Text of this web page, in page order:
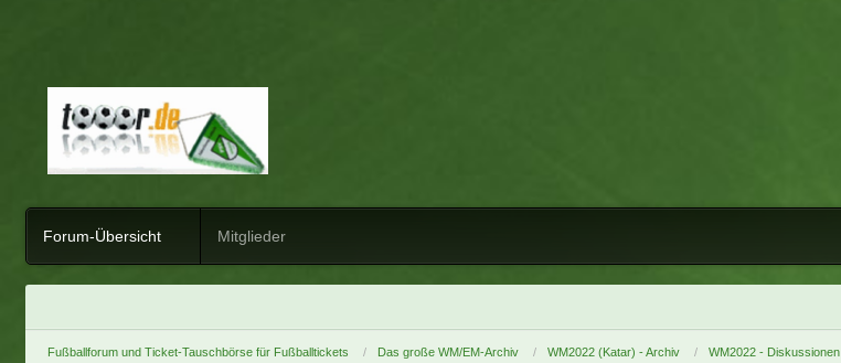
Forum-Übersicht Mitglieder
Fußballforum und Ticket-Tauschbörse für Fußballtickets Das große WM/EM-Archiv WM2022 (Katar) - Archiv WM2022 - Diskussionen